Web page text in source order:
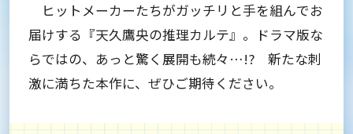
ヒットメーカーたちがガッチリと手を組んでお
届けする『天久鷹央の推理カルテ』。ドラマ版な
らではの、あっと驚く展開も続々…!? 新たな刺
激に満ちた本作に、ぜひご期待ください。